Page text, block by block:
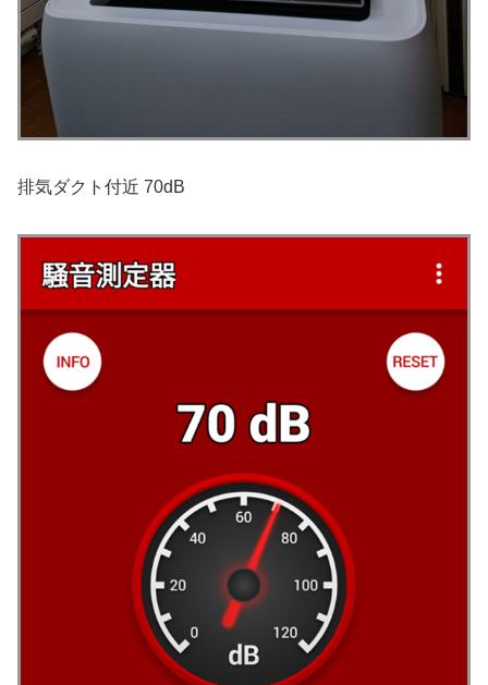
排気ダクト付近 70dB